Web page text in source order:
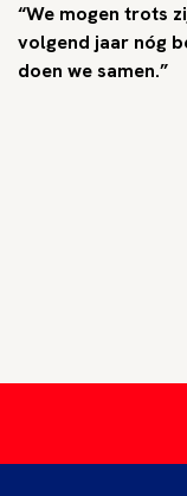
“We mogen trots
volgend jaar nóg
doen we samen.”